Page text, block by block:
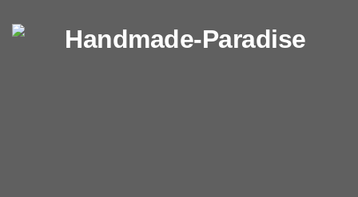
Перейти к содержимому